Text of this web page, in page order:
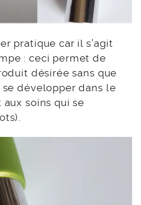
pratique car il s’agit
: ceci permet de
désirée sans que
développer dans le
soins qui se